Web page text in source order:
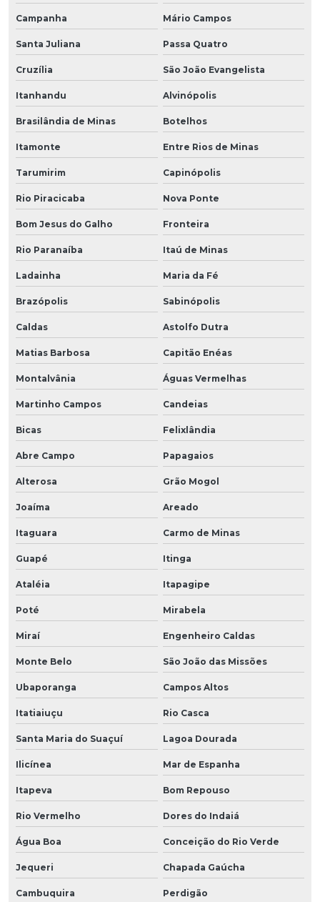
Campanha Mário Campos
Santa Juliana Passa Quatro
Cruzília São João Evangelista
Itanhandu Alvinópolis
Brasilândia de Minas Botelhos
Itamonte Entre Rios de Minas
Tarumirim Capinópolis
Rio Piracicaba Nova Ponte
Bom Jesus do Galho Fronteira
Rio Paranaíba Itaú de Minas
Ladainha Maria da Fé
Brazópolis Sabinópolis
Caldas Astolfo Dutra
Matias Barbosa Capitão Enéas
Montalvânia Águas Vermelhas
Martinho Campos Candeias
Bicas Felixlândia
Abre Campo Papagaios
Alterosa Grão Mogol
Joaíma Areado
Itaguara Carmo de Minas
Guapé Itinga
Ataléia Itapagipe
Poté Mirabela
Miraí Engenheiro Caldas
Monte Belo São João das Missões
Ubaporanga Campos Altos
Itatiaiuçu Rio Casca
Santa Maria do Suaçuí Lagoa Dourada
Ilicínea Mar de Espanha
Itapeva Bom Repouso
Rio Vermelho Dores do Indaiá
Água Boa Conceição do Rio Verde
Jequeri Chapada Gaúcha
Cambuquira Perdigão